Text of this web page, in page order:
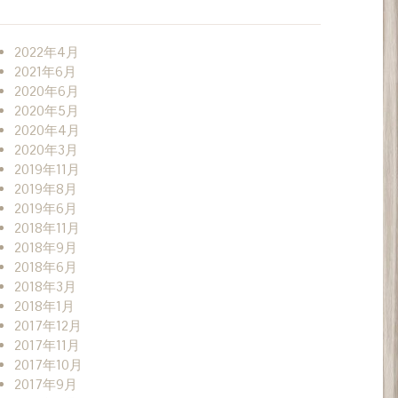
2022年4月
2021年6月
2020年6月
2020年5月
2020年4月
2020年3月
2019年11月
2019年8月
2019年6月
2018年11月
2018年9月
2018年6月
2018年3月
2018年1月
2017年12月
2017年11月
2017年10月
2017年9月